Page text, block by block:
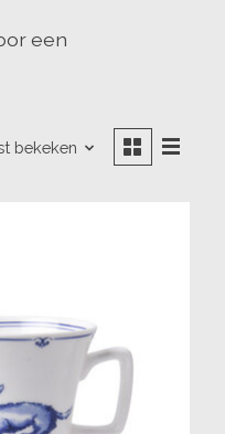
een
bekeken